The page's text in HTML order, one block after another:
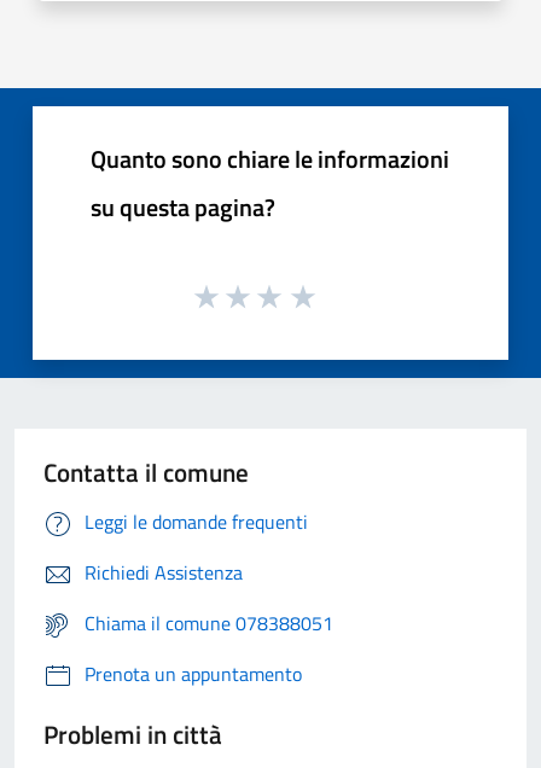
Quanto sono chiare le informazioni
su questa pagina?
Contatta il comune
Leggi le domande frequenti
Richiedi Assistenza
Chiama il comune 078388051
Prenota un appuntamento
Problemi in città